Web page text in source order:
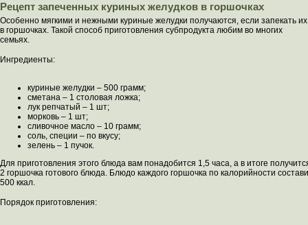
Рецепт запеченных куриных желудков в горшочках
Особенно мягкими и нежными куриные желудки получаются, если запекать их
в горшочках. Такой способ приготовления субпродукта любим во многих
семьях.
Ингредиенты:
куриные желудки – 500 грамм;
сметана – 1 столовая ложка;
лук репчатый – 1 шт;
морковь – 1 шт;
сливочное масло – 10 грамм;
соль, специи – по вкусу;
зелень – 1 пучок.
Для приготовления этого блюда вам понадобится 1,5 часа, а в итоге
2 горшочка готового блюда. Блюдо каждого горшочка по калорийности
500 ккал.
Порядок приготовления: